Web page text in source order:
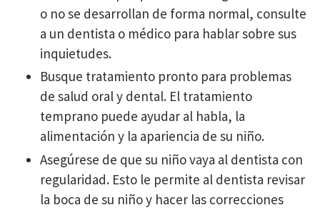
o no se desarrollan de forma normal, consulte
a un dentista o médico para hablar sobre sus
inquietudes.
Busque tratamiento pronto para problemas
de salud oral y dental. El tratamiento
temprano puede ayudar al habla, la
alimentación y la apariencia de su niño.
Asegúrese de que su niño vaya al dentista con
regularidad. Esto le permite al dentista revisar
la boca de su niño y hacer las correcciones